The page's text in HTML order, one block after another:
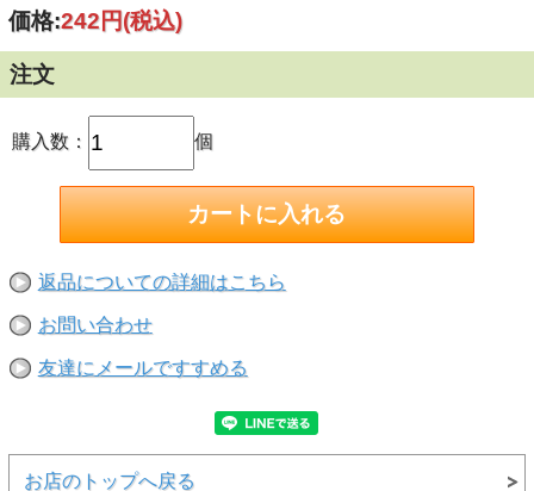
●抜き後が目立たない
【注意】<br>
上に適しています。吸音ボード（石こう吸音ボード・ロック
ウール吸音板など）には使用できません。<br>
●ベニアなどの木質新建材には金槌を用意してください。
●貴重品や壊れやすいものは掛けないでください<br>
価格:242円(税込)
注文
購入数： 個
返品についての詳細はこちら
お問い合わせ
友達にメールですすめる
お店のトップへ戻る